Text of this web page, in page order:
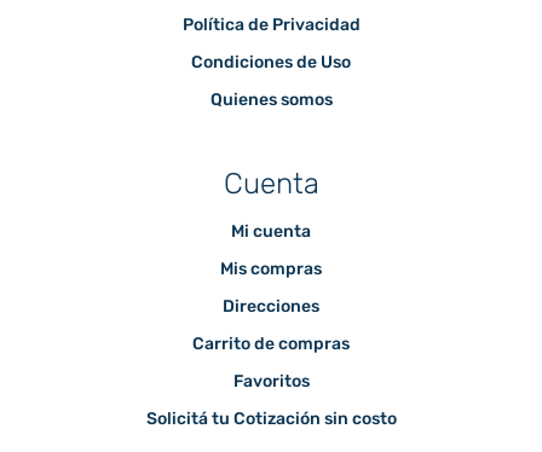
Política de Privacidad
Condiciones de Uso
Quienes somos
Cuenta
Mi cuenta
Mis compras
Direcciones
Carrito de compras
Favoritos
Solicitá tu Cotización sin costo